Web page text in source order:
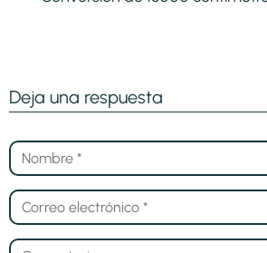
Deja una respuesta